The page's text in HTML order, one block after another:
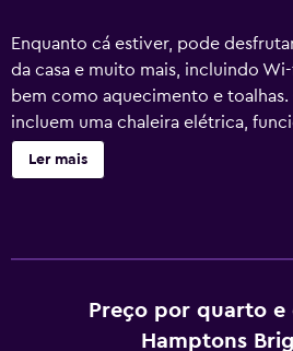
Enquanto cá estiver, pode
da casa e muito mais, incluindo
bem como aquecimento e
incluem uma chaleira elétrica,
limpeza dos quartos e sabão.
Ler mais
Preço por quarto e
Hamptons